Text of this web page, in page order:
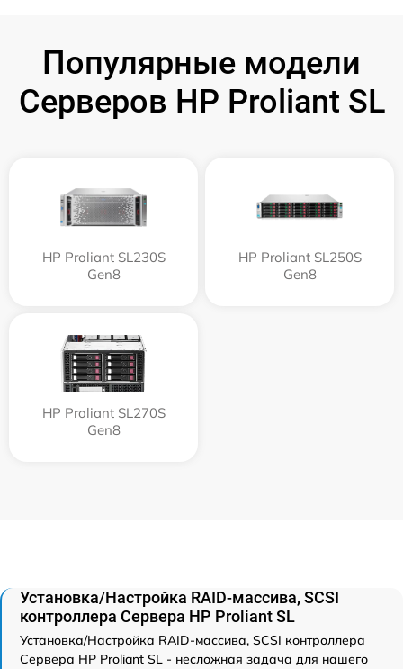
Популярные модели
Серверов HP Proliant SL
HP Proliant SL230S
Gen8
HP Proliant SL250S
Gen8
HP Proliant SL270S
Gen8
Установка/Настройка RAID-массива, SCSI
контроллера Сервера HP Proliant SL
Установка/Настройка RAID-массива, SCSI контроллера
Сервера HP Proliant SL - несложная задача для нашего